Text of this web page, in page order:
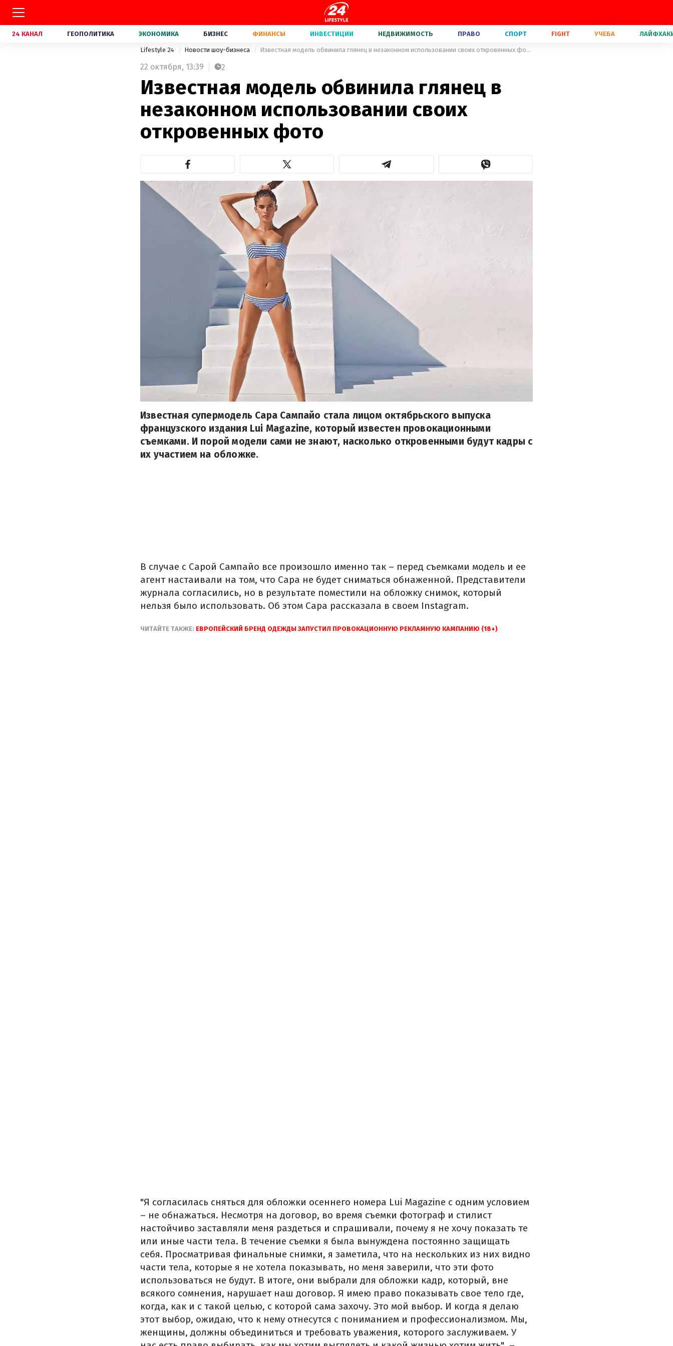
24 КАНАЛ ГЕОПОЛИТИКА ЭКОНОМИКА БИЗНЕС ФИНАНСЫ ИНВЕСТИЦИИ НЕДВИЖИМОСТЬ ПРАВО СПОРТ FIGHT УЧЕБА
Lifestyle 24 Новости шоу-бизнеса Известная модель обвинила глянец в незаконном использовании своих откровенных фото
22 октября, 13:39 2
Известная модель обвинила глянец в
незаконном использовании своих
откровенных фото
Известная супермодель Сара Сампайо стала лицом октябрьского выпуска
французского издания Lui Magazine, который известен провокационными
съемками. И порой модели сами не знают, насколько откровенными будут кадры с
их участием на обложке.
В случае с Сарой Сампайо все произошло именно так – перед съемками модель и ее
агент настаивали на том, что Сара не будет сниматься обнаженной. Представители
журнала согласились, но в результате поместили на обложку снимок, который
нельзя было использовать. Об этом Сара рассказала в своем Instagram.
ЧИТАЙТЕ ТАКЖЕ: ЕВРОПЕЙСКИЙ БРЕНД ОДЕЖДЫ ЗАПУСТИЛ ПРОВОКАЦИОННУЮ РЕКЛАМНУЮ КАМПАНИЮ (18+)
"Я согласилась сняться для обложки осеннего номера Lui Magazine с одним условием
– не обнажаться. Несмотря на договор, во время съемки фотограф и стилист
настойчиво заставляли меня раздеться и спрашивали, почему я не хочу показать те
или иные части тела. В течение съемки я была вынуждена постоянно защищать
себя. Просматривая финальные снимки, я заметила, что на нескольких из них видно
части тела, которые я не хотела показывать, но меня заверили, что эти фото
использоваться не будут. В итоге, они выбрали для обложки кадр, который, вне
всякого сомнения, нарушает наш договор. Я имею право показывать свое тело где,
когда, как и с такой целью, с которой сама захочу. Это мой выбор. И когда я делаю
этот выбор, ожидаю, что к нему отнесутся с пониманием и профессионализмом. Мы,
женщины, должны объединиться и требовать уважения, которого заслуживаем. У